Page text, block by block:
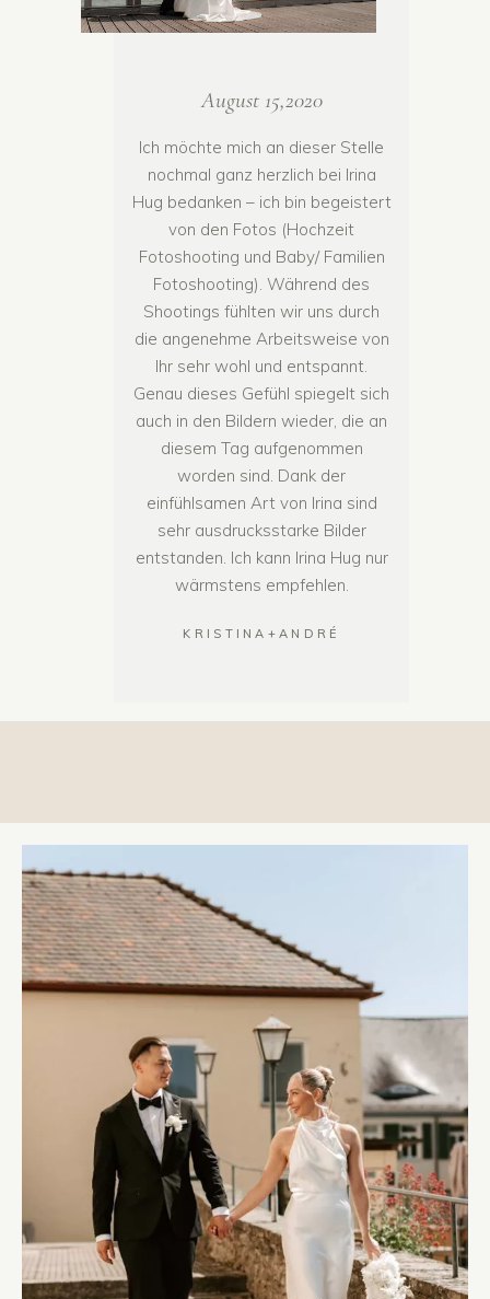
August 15,2020
Ich möchte mich an dieser Stelle
nochmal ganz herzlich bei Irina
Hug bedanken – ich bin begeistert
von den Fotos (Hochzeit
Fotoshooting und Baby/ Familien
Fotoshooting). Während des
Shootings fühlten wir uns durch
die angenehme Arbeitsweise von
Ihr sehr wohl und entspannt.
Genau dieses Gefühl spiegelt sich
auch in den Bildern wieder, die an
diesem Tag aufgenommen
worden sind. Dank der
einfühlsamen Art von Irina sind
sehr ausdrucksstarke Bilder
entstanden. Ich kann Irina Hug nur
wärmstens empfehlen.
KRISTINA+ANDRÉ